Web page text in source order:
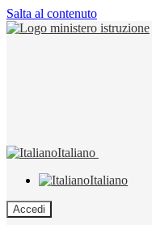
Salta al contenuto
Italiano
Italiano
Accedi